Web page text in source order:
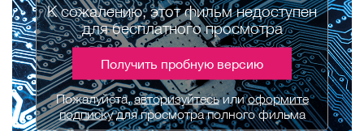
К сожалению, этот фильм недоступен
для бесплатного просмотра
Получить пробную версию
Пожалуйста,авторизуйтесьилиоформите
подпискудля просмотра полного фильма